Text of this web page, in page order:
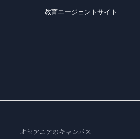
教育エージェントサイト
オセアニアのキャンパス